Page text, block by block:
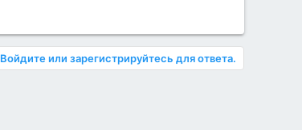
Войдите или зарегистрируйтесь для ответа.